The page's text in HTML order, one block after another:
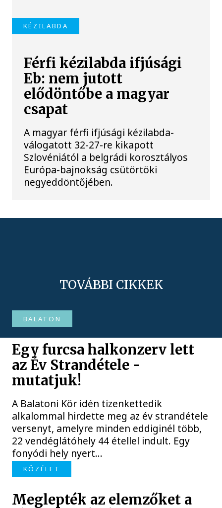
KÉZILABDA
Férfi kézilabda ifjúsági
Eb: nem jutott
elődöntőbe a magyar
csapat
A magyar férfi ifjúsági kézilabda-
válogatott 32-27-re kikapott
Szlovéniától a belgrádi korosztályos
Európa-bajnokság csütörtöki
negyeddöntőjében.
TOVÁBBI CIKKEK
BALATON
Egy furcsa halkonzerv lett
az Év Strandétele -
mutatjuk!
A Balatoni Kör idén tizenkettedik
alkalommal hirdette meg az év strandétele
versenyt, amelyre minden eddiginél több,
22 vendéglátóhely 44 étellel indult. Egy
fonyódi hely nyert...
KÖZÉLET
Meglepték az elemzőket a